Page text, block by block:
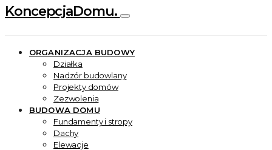
KoncepcjaDomu.
ORGANIZACJA BUDOWY
Działka
Nadzór budowlany
Projekty domów
Zezwolenia
BUDOWA DOMU
Fundamenty i stropy
Dachy
Elewacje